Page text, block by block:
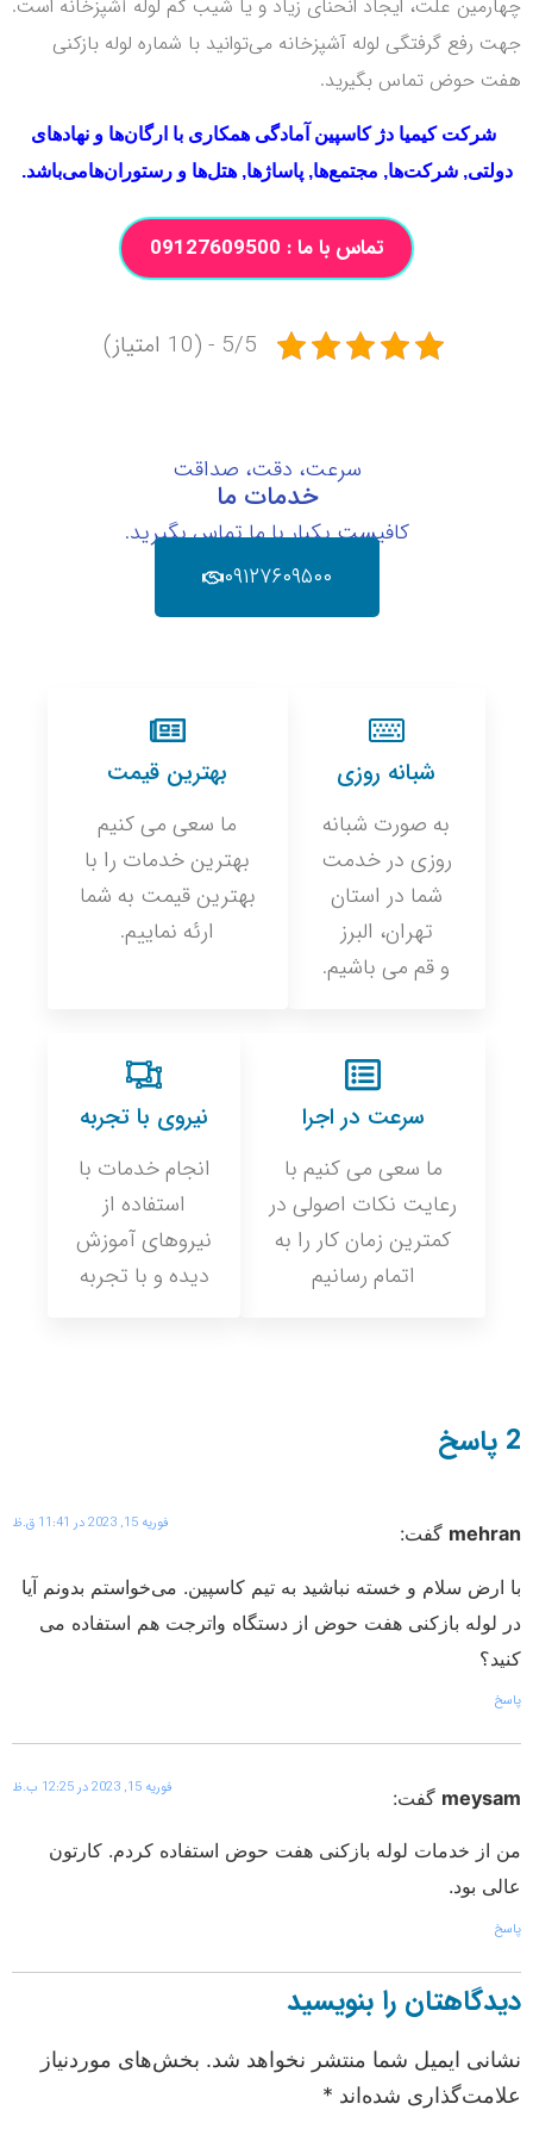
علت، ایجاد انحنای زیاد و یا شیب کم لوله آشپزخانه است.
رفع گرفتگی لوله آشپزخانه می‌توانید با شماره لوله بازکنی
حوض تماس بگیرید.
شرکت کیمیا دژ کاسپین آمادگی همکاری با ارگان‌ها و نهادهای
شرکت‌ها, مجتمع‌ها, پاساژها, هتل‌ها و رستوران‌ها‌می‌باشد.
تماس با ما : 09127609500
5/5 - (10 امتیاز)
سرعت، دقت، صداقت
خدمات ما
کافیست یکبار با ما تماس بگیرید.
۰۹۱۲۷۶۰۹۵۰۰
شبانه روزی
به صورت شبانه
روزی در خدمت
شما در استان
تهران، البرز
و قم می باشیم.
بهترین قیمت
ما سعی می کنیم
بهترین خدمات را با
بهترین قیمت به شما
ارئه نماییم.
سرعت در اجرا
ما سعی می کنیم با
رعایت نکات اصولی در
کمترین زمان کار را به
اتمام رسانیم
نیروی با تجربه
انجام خدمات با
استفاده از
نیروهای آموزش
دیده و با تجربه
گفت:
سلام و خسته نباشید به تیم کاسپین. می‌خواستم بدونم آیا
بازکنی هفت حوض از دستگاه واترجت هم استفاده می
گفت:
خدمات لوله بازکنی هفت حوض استفاده کردم. کارتون
بود.
را بنویسید
ایمیل شما منتشر نخواهد شد. بخش‌های موردنیاز
شده‌اند*